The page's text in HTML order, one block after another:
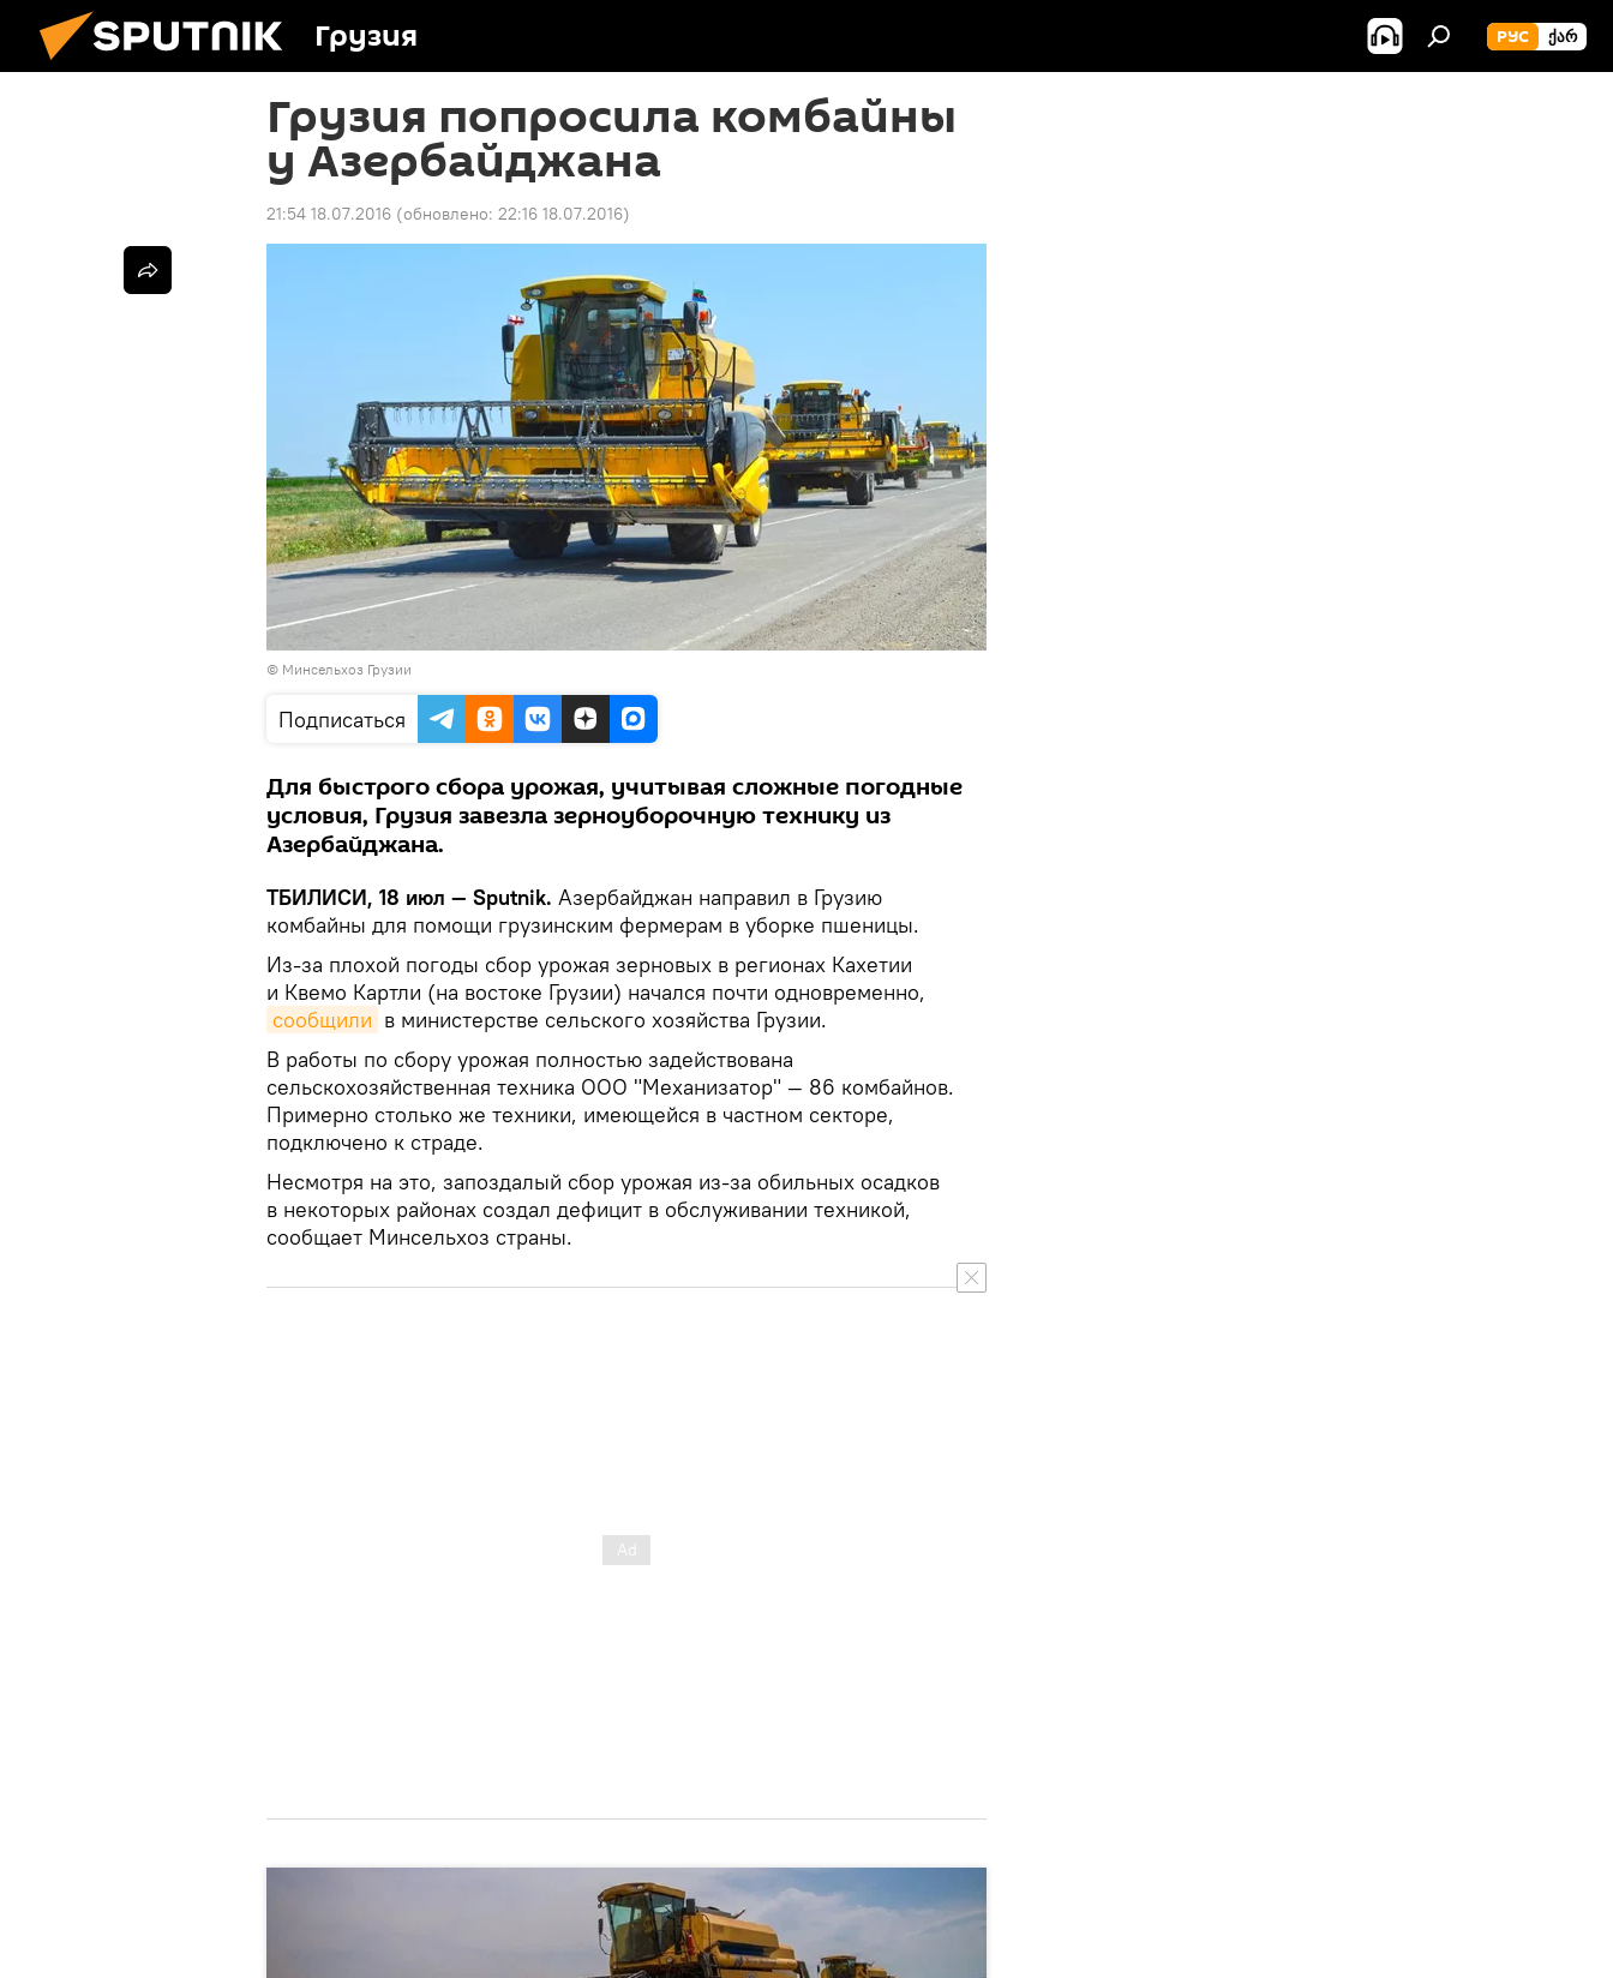
Грузия РУС ᲥᲐᲠ
Грузия попросила комбайны
у Азербайджана
21:54 18.07.2016 (обновлено: 22:16 18.07.2016)
© Минсельхоз Грузии
Подписаться
Для быстрого сбора урожая, учитывая сложные погодные
условия, Грузия завезла зерноуборочную технику из
Азербайджана.
ТБИЛИСИ, 18 июл — Sputnik. Азербайджан направил в Грузию
комбайны для помощи грузинским фермерам в уборке пшеницы.
Из-за плохой погоды сбор урожая зерновых в регионах Кахетии
и Квемо Картли (на востоке Грузии) начался почти одновременно,
сообщили в министерстве сельского хозяйства Грузии.
В работы по сбору урожая полностью задействована
сельскохозяйственная техника ООО "Механизатор" — 86 комбайнов.
Примерно столько же техники, имеющейся в частном секторе,
подключено к страде.
Несмотря на это, запоздалый сбор урожая из-за обильных осадков
в некоторых районах создал дефицит в обслуживании техникой,
сообщает Минсельхоз страны.